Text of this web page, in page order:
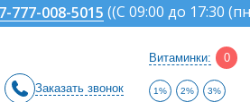
777-008-5015 ((С 09:00 до 17:30
Заказать звонок
Витаминки: 0
1% 2% 3%